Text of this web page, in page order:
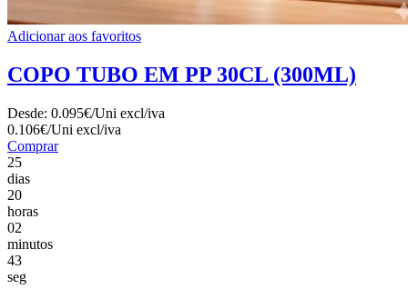
Adicionar aos favoritos
COPO TUBO EM PP 30CL (300ML)
Desde: 0.095€/Uni excl/iva
0.106€/Uni excl/iva
Comprar
25
dias
20
horas
02
minutos
41
seg